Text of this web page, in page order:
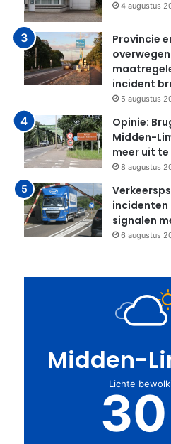
4 augustus
Provincie
incident
5 augustus
Opinie:
Midden-
meer uit
8 augustus
incidenten
signalen
6 augustus
Midden-
Lichte
30